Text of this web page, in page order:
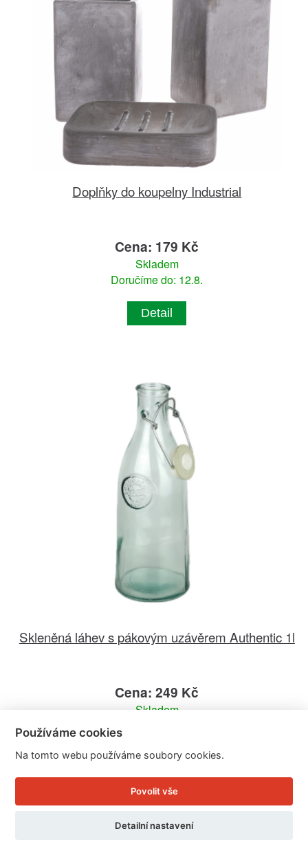
Doplňky do koupelny Industrial
Cena: 179 Kč
Skladem
Doručíme do: 12.8.
Detail
Skleněná láhev s pákovým uzávěrem Authentic 1l
Cena: 249 Kč
Skladem
Detail
Používáme cookies
Na tomto webu používáme soubory cookies.
Povolit vše
Detailní nastavení